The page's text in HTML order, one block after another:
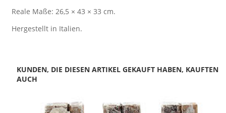
Reale Maße: 26,5 × 43 × 33 cm.
Hergestellt in Italien.
KUNDEN, DIE DIESEN ARTIKEL GEKAUFT HABEN, KAUFTEN
AUCH